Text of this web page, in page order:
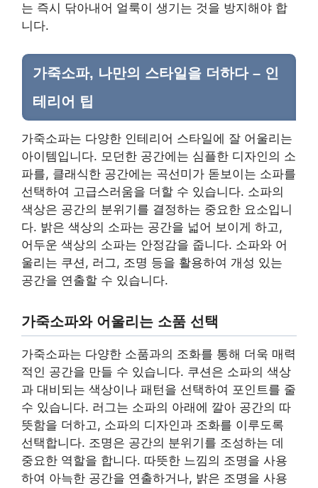
는 즉시 닦아내어 얼룩이 생기는 것을 방지해야 합
니다.
가죽소파, 나만의 스타일을 더하다 – 인
테리어 팁
가죽소파는 다양한 인테리어 스타일에 잘 어울리는
아이템입니다. 모던한 공간에는 심플한 디자인의 소
파를, 클래식한 공간에는 곡선미가 돋보이는 소파를
선택하여 고급스러움을 더할 수 있습니다. 소파의
색상은 공간의 분위기를 결정하는 중요한 요소입니
다. 밝은 색상의 소파는 공간을 넓어 보이게 하고,
어두운 색상의 소파는 안정감을 줍니다. 소파와 어
울리는 쿠션, 러그, 조명 등을 활용하여 개성 있는
공간을 연출할 수 있습니다.
가죽소파와 어울리는 소품 선택
가죽소파는 다양한 소품과의 조화를 통해 더욱 매력
적인 공간을 만들 수 있습니다. 쿠션은 소파의 색상
과 대비되는 색상이나 패턴을 선택하여 포인트를 줄
수 있습니다. 러그는 소파의 아래에 깔아 공간의 따
뜻함을 더하고, 소파의 디자인과 조화를 이루도록
선택합니다. 조명은 공간의 분위기를 조성하는 데
중요한 역할을 합니다. 따뜻한 느낌의 조명을 사용
하여 아늑한 공간을 연출하거나, 밝은 조명을 사용